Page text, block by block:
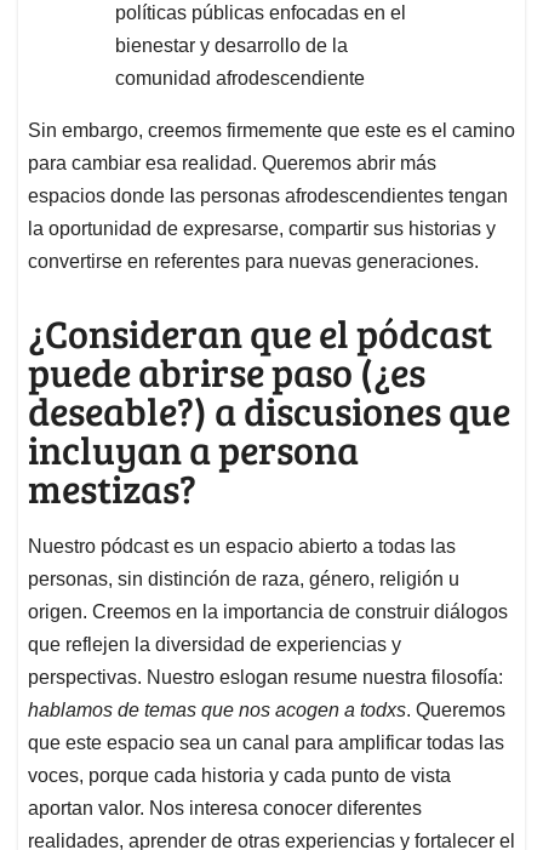
políticas públicas enfocadas en el
bienestar y desarrollo de la
comunidad afrodescendiente
Sin embargo, creemos firmemente que este es el camino
para cambiar esa realidad. Queremos abrir más
espacios donde las personas afrodescendientes tengan
la oportunidad de expresarse, compartir sus historias y
convertirse en referentes para nuevas generaciones.
¿Consideran que el pódcast
puede abrirse paso (¿es
deseable?) a discusiones que
incluyan a persona
mestizas?
Nuestro pódcast es un espacio abierto a todas las
personas, sin distinción de raza, género, religión u
origen. Creemos en la importancia de construir diálogos
que reflejen la diversidad de experiencias y
perspectivas. Nuestro eslogan resume nuestra filosofía:
hablamos de temas que nos acogen a todxs. Queremos
que este espacio sea un canal para amplificar todas las
voces, porque cada historia y cada punto de vista
aportan valor. Nos interesa conocer diferentes
realidades, aprender de otras experiencias y fortalecer el